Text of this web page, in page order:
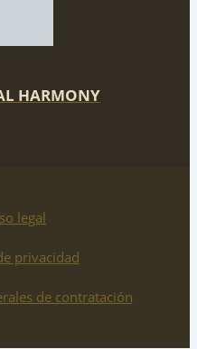
HARMONY
legal
privacidad
de contratación